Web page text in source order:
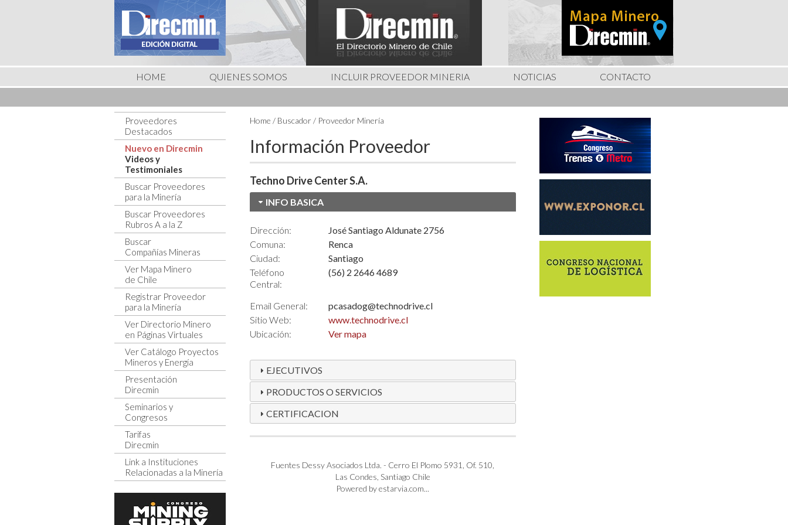
HOME QUIENES SOMOS INCLUIR PROVEEDOR MINERIA NOTICIAS CONTACTO
Proveedores
Destacados
Nuevo en Direcmin
Videos y
Testimoniales
Buscar Proveedores
para la Minería
Buscar Proveedores
Rubros A a la Z
Buscar
Compañías Mineras
Ver Mapa Minero
de Chile
Registrar Proveedor
para la Minería
Ver Directorio Minero
en Páginas Virtuales
Ver Catálogo Proyectos
Mineros y Energía
Presentación
Direcmin
Seminarios y
Congresos
Tarifas
Direcmin
Link a Instituciones
Relacionadas a la Minería
Home / Buscador / Proveedor Minería
Información Proveedor
Techno Drive Center S.A.
INFO BASICA
Dirección:
José Santiago Aldunate 2756
Comuna:
Renca
Ciudad:
Santiago
Teléfono
Central:
(56) 2 2646 4689
Email General:
pcasadog@technodrive.cl
Sitio Web:
www.technodrive.cl
Ubicación:
Ver mapa
EJECUTIVOS
PRODUCTOS O SERVICIOS
CERTIFICACION
Fuentes Dessy Asociados Ltda. - Cerro El Plomo 5931, Of. 510,
Las Condes, Santiago Chile
Powered by estarvia.com...